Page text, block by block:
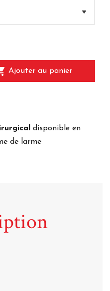
Ajouter au panier
disponible en
de larme